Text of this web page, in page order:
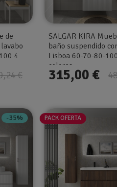
de
4
€
SALGAR KIRA
baño suspendido
Lisboa 60-70-80-
colores
315,00 €
-35% PACK OFERTA